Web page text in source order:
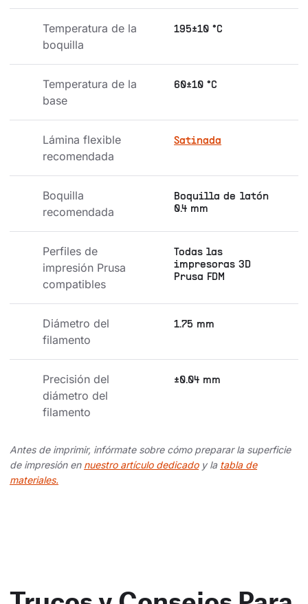
Temperatura de la
boquilla
195±10 °C
Temperatura de la
base
60±10 °C
Lámina flexible
recomendada
Satinada
Boquilla
recomendada
Boquilla de latón
0.4 mm
Perfiles de
impresión Prusa
compatibles
Todas las
impresoras 3D
Prusa FDM
Diámetro del
filamento
1.75 mm
Precisión del
diámetro del
filamento
±0.04 mm
Antes de imprimir, infórmate sobre cómo preparar la superficie
de impresión en nuestro artículo dedicadoy la tabla de
materiales.